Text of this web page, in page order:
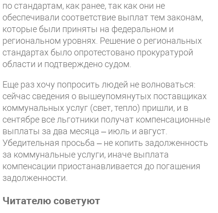
по стандартам, как ранее, так как они не
обеспечивали соответствие выплат тем законам,
которые были приняты на федеральном и
региональном уровнях. Решение о региональных
стандартах было опротестовано прокуратурой
области и подтверждено судом.
Еще раз хочу попросить людей не волноваться:
сейчас сведения о вышеупомянутых поставщиках
коммунальных услуг (свет, тепло) пришли, и в
сентябре все льготники получат компенсационные
выплаты за два месяца – июль и август.
Убедительная просьба – не копить задолженность
за коммунальные услуги, иначе выплата
компенсации приостанавливается до погашения
задолженности.
Читателю советуют